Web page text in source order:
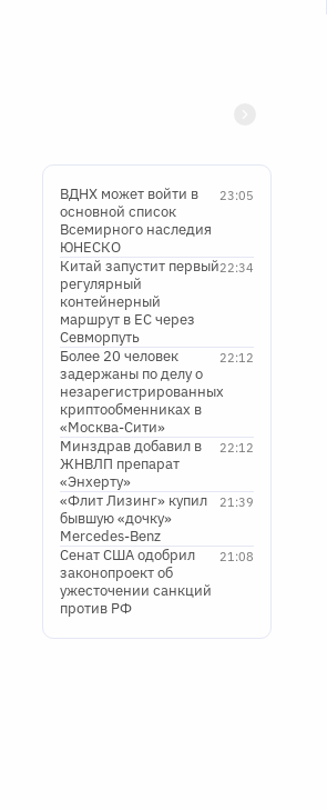
23:05
ВДНХ может войти в
основной список
Всемирного наследия
ЮНЕСКО
22:34
Китай запустит первый
регулярный
контейнерный
маршрут в ЕС через
Севморпуть
22:12
Более 20 человек
задержаны по делу о
незарегистрированных
криптообменниках в
«Москва-Сити»
22:12
Минздрав добавил в
ЖНВЛП препарат
«Энхерту»
21:39
«Флит Лизинг» купил
бывшую «дочку»
Mercedes-Benz
21:08
Сенат США одобрил
законопроект об
ужесточении санкций
против РФ